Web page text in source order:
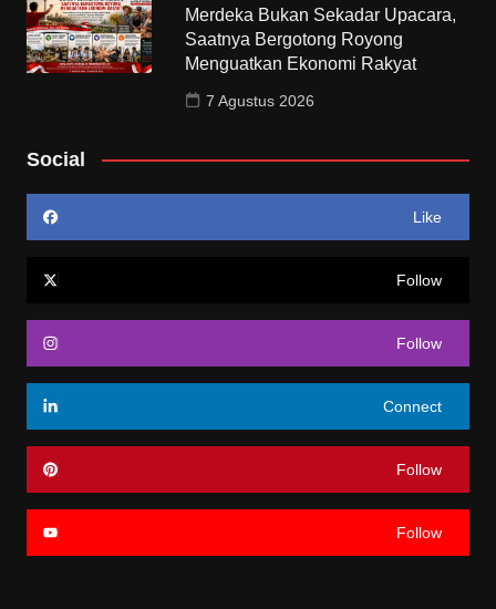
Merdeka Bukan Sekadar Upacara,
Saatnya Bergotong Royong
Menguatkan Ekonomi Rakyat
7 Agustus 2026
Social
Like
Follow
Follow
Connect
Follow
Follow